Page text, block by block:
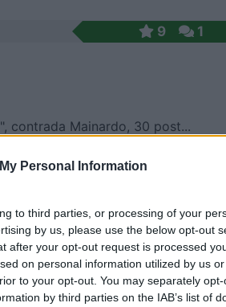
Personal Information
to third parties, or processing of your
by us, please use the below opt-out
after your opt-out request is processed
on personal information utilized by us
to your opt-out. You may separately
by third parties on the IAB’s list of
9 1
contrada Mainardo, 30 post...
dotate di servizi ...